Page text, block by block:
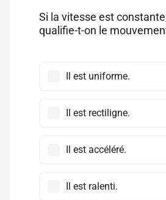
Si la vitesse est
qualifie-t-on le
Il est uniforme.
Il est rectiligne.
Il est accéléré.
Il est ralenti.